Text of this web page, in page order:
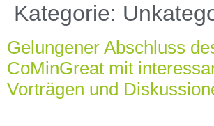
Kategorie:
Gelungener Abschluss
CoMinGreat mit
Vorträgen und